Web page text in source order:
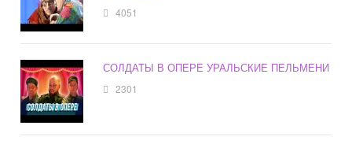
4051
СОЛДАТЫ В ОПЕРЕ УРАЛЬСКИЕ ПЕЛЬМЕНИ
2301